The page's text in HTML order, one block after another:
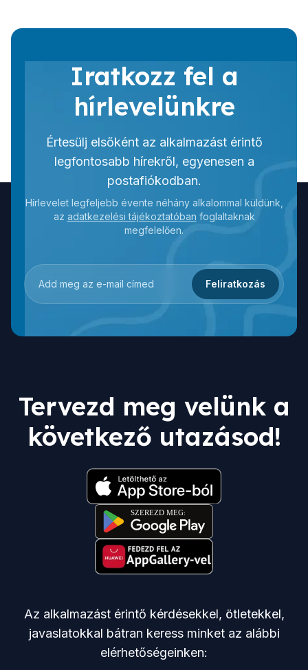
Iratkozz fel a
hírlevelünkre
Értesülj elsőként az alkalmazást érintő
legfontosabb hírekről, egyenesen a
postafiókodban.
Hírlevelet legfeljebb évente néhány alkalommal küldünk,
az adatkezelési tájékoztatóban foglaltaknak
megfelelően.
Feliratkozás
Tervezd meg velünk a
következő utazásod!
Az alkalmazást érintő kérdésekkel, ötletekkel,
javaslatokkal bátran keress minket az alábbi
elérhetőségeinken: